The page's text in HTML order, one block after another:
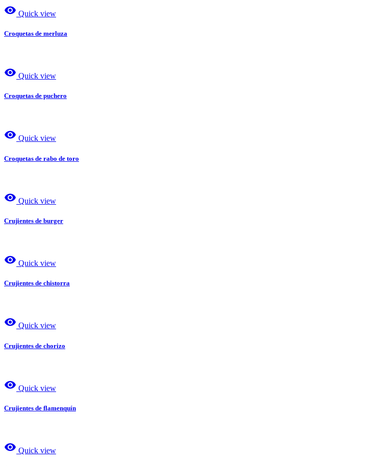
visibility Quick view
Croquetas de merluza
visibility Quick view
Croquetas de puchero
visibility Quick view
Croquetas de rabo de toro
visibility Quick view
Crujientes de burger
visibility Quick view
Crujientes de chistorra
visibility Quick view
Crujientes de chorizo
visibility Quick view
Crujientes de flamenquín
visibility Quick view